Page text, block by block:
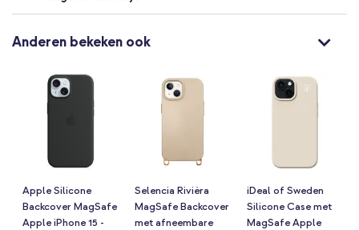
Anderen bekeken ook
Apple Silicone
Backcover MagSafe
Apple iPhone 15 -
Selencia Rivièra
MagSafe Backcover
met afneembare
iDeal of Sweden
Silicone Case met
MagSafe Apple